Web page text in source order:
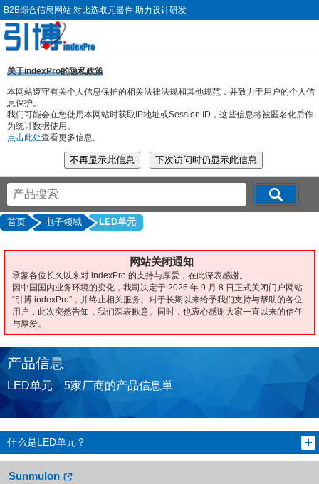
B2B综合信息网站 对比选取元器件 助力设计研发
关于indexPro的隐私政策
本网站遵守有关个人信息保护的相关法律法规和其他规范，并致力于用户的个人信
息保护。
我们可能会在您使用本网站时获取IP地址或Session ID，这些信息将被匿名化后作
为统计数据使用。
点击此处查看更多信息。
首页 电子领域 LED单元
网站关闭通知
承蒙各位长久以来对 indexPro 的支持与厚爱，在此深表感谢。
因中国国内业务环境的变化，我司决定于 2026 年 9 月 8 日正式关闭门户网站
“引博 indexPro”，并终止相关服务。对于长期以来给予我们支持与帮助的各位
用户，此次突然告知，我们深表歉意。同时，也衷心感谢大家一直以来的信任
与厚爱。
产品信息
LED单元 5家厂商的产品信息単
什么是LED单元？
Sunmulon